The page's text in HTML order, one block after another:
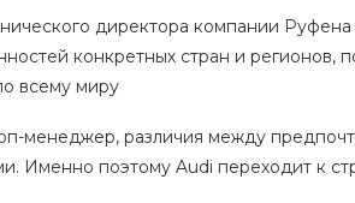
директора компании
конкретных стран и регионов,
всему миру
менеджер, различия между
Именно поэтому Audi переходит к